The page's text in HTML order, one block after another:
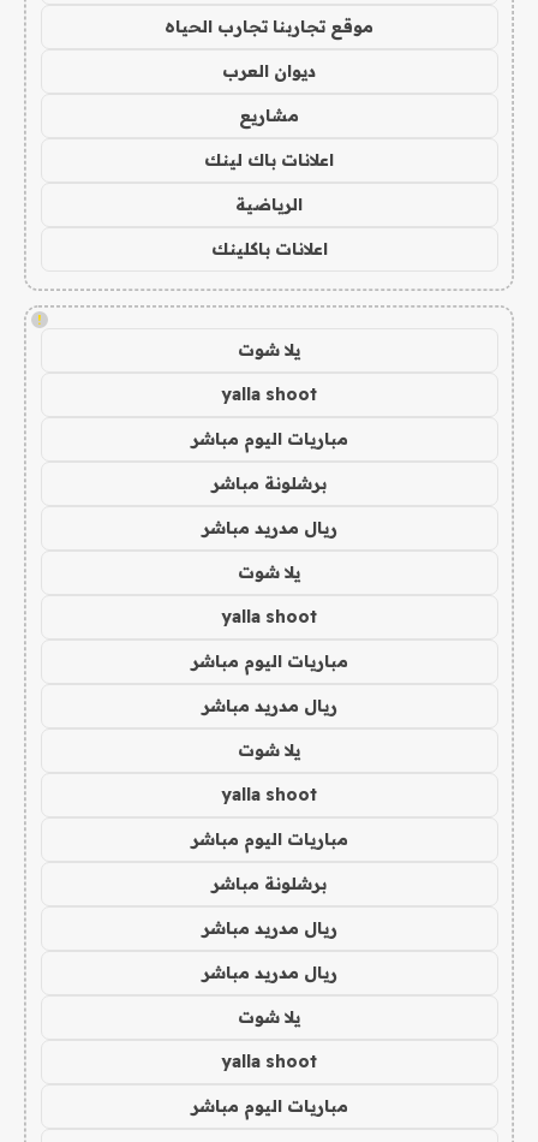
موقع تجاربنا تجارب الحياه
ديوان العرب
مشاريع
اعلانات باك لينك
الرياضية
اعلانات باكلينك
!
يلا شوت
yalla shoot
مباريات اليوم مباشر
برشلونة مباشر
ريال مدريد مباشر
يلا شوت
yalla shoot
مباريات اليوم مباشر
ريال مدريد مباشر
يلا شوت
yalla shoot
مباريات اليوم مباشر
برشلونة مباشر
ريال مدريد مباشر
ريال مدريد مباشر
يلا شوت
yalla shoot
مباريات اليوم مباشر